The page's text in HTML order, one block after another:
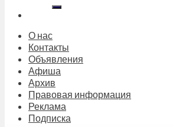
О нас
Контакты
Объявления
Афиша
Архив
Правовая информация
Реклама
Подписка